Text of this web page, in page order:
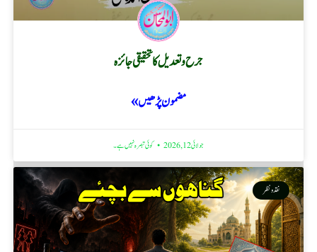
جرح و تعدیل کا تحقیقی جائزہ
مضمون پڑھیں »
جولائی 12, 2026 کوئی تبصرہ نہیں ہے۔
نقد ونظر